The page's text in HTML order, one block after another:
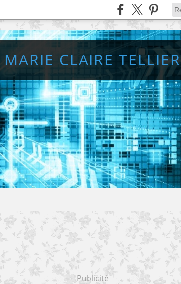
MARIE CLAIRE TELLIER
Publicité